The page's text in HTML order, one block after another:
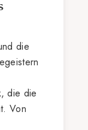
die
die die
Von